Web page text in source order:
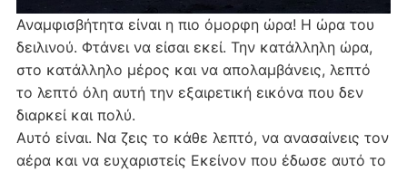
Αναμφισβήτητα είναι η πιο όμορφη ώρα! Η ώρα του
δειλινού. Φτάνει να είσαι εκεί. Την κατάλληλη ώρα,
στο κατάλληλο μέρος και να απολαμβάνεις, λεπτό
το λεπτό όλη αυτή την εξαιρετική εικόνα που δεν
διαρκεί και πολύ.
Αυτό είναι. Να ζεις το κάθε λεπτό, να ανασαίνεις τον
αέρα και να ευχαριστείς Εκείνον που έδωσε αυτό το